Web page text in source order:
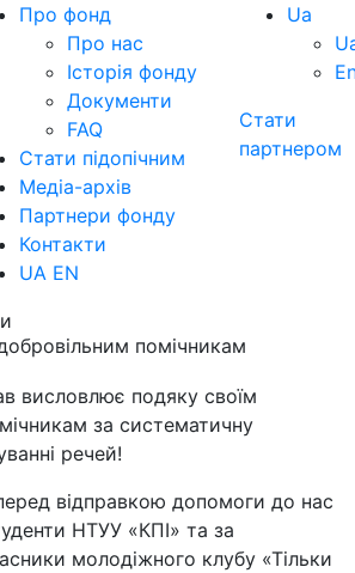
Про фонд
Про нас
Історія фонду
Документи
FAQ
Стати підопічним
Медіа-архів
Партнери фонду
Контакти
UA EN
Ua
Стати
партнером
помічникам
висловлює подяку своїм
за систематичну
речей!
відправкою допомоги до нас
НТУУ «КПІ» та за
молодіжного клубу «Тільки